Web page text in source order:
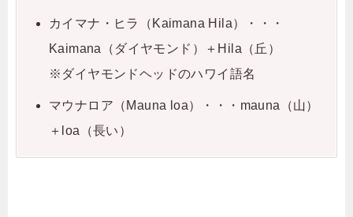
カイマナ・ヒラ（Kaimana Hila）・・・
Kaimana（ダイヤモンド）＋Hila（丘）
※ダイヤモンドヘッドのハワイ語名
マウナロア（Mauna loa）・・・mauna（山）
＋loa（長い）